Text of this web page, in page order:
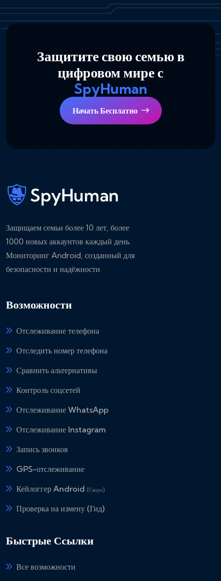
Защитите свою семью в
цифровом мире с
SpyHuman
Начать Бесплатно
Защищаем семьи более 10 лет, более
1000 новых аккаунтов каждый день.
Мониторинг Android, созданный для
безопасности и надёжности.
Возможности
Отслеживание телефона
Отследить номер телефона
Сравнить альтернативы
Контроль соцсетей
Отслеживание WhatsApp
Отслеживание Instagram
Запись звонков
GPS-отслеживание
Кейлоггер Android (Скоро)
Проверка на измену (Гид)
Быстрые Ссылки
Все возможности